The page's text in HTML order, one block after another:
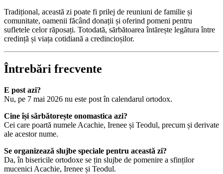
Tradițional, această zi poate fi prilej de reuniuni de familie și
comunitate, oamenii făcând donații și oferind pomeni pentru
sufletele celor răposați. Totodată, sărbătoarea întărește legătura între
credință și viața cotidiană a credincioșilor.
Întrebări frecvente
E post azi?
Nu, pe 7 mai 2026 nu este post în calendarul ortodox.
Cine își sărbătorește onomastica azi?
Cei care poartă numele Acachie, Irenee și Teodul, precum și derivate
ale acestor nume.
Se organizează slujbe speciale pentru această zi?
Da, în bisericile ortodoxe se țin slujbe de pomenire a sfinților
mucenici Acachie, Irenee și Teodul.